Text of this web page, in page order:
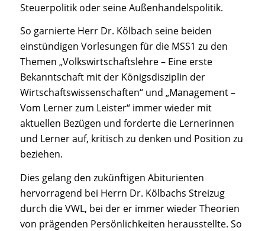
Steuerpolitik oder seine Außenhandelspolitik.
So garnierte Herr Dr. Kölbach seine beiden
einstündigen Vorlesungen für die MSS1 zu den
Themen „Volkswirtschaftslehre – Eine erste
Bekanntschaft mit der Königsdisziplin der
Wirtschaftswissenschaften“ und „Management –
Vom Lerner zum Leister“ immer wieder mit
aktuellen Bezügen und forderte die Lernerinnen
und Lerner auf, kritisch zu denken und Position zu
beziehen.
Dies gelang den zukünftigen Abiturienten
hervorragend bei Herrn Dr. Kölbachs Streizug
durch die VWL, bei der er immer wieder Theorien
von prägenden Persönlichkeiten herausstellte. So